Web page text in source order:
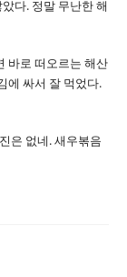
다. 정말 무난한 해
바로 떠오르는 해산
에 싸서 잘 먹었다.
은 없네. 새우볶음